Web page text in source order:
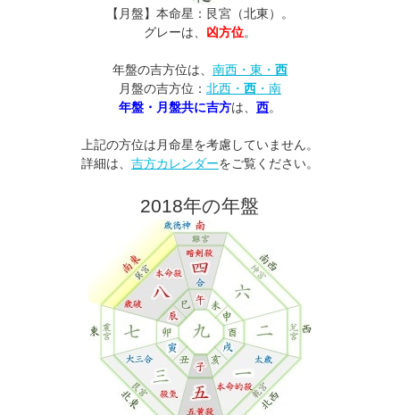
【月盤】本命星：艮宮（北東）。
グレーは、 凶方位。
年盤の吉方位は、 南西・東・ 西
月盤の吉方位： 北西・ 西・南
年盤・月盤共に吉方は、 西。
上記の方位は月命星を考慮していません。
詳細は、 吉方カレンダーをご覧ください。
2018年の年盤